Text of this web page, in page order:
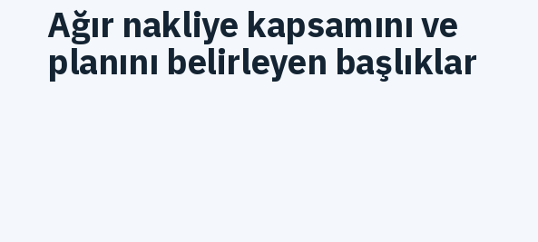
Ağır nakliye kapsamını ve
planını belirleyen başlıklar